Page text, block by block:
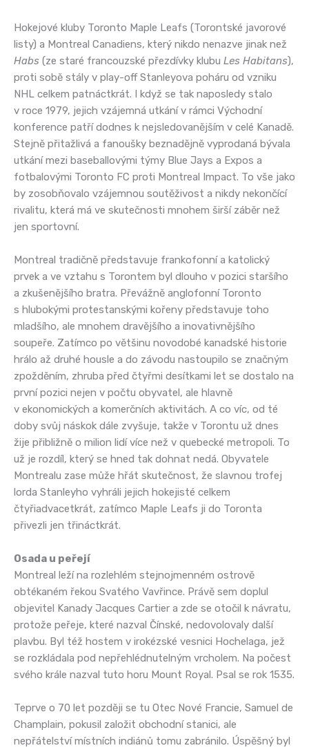
Hokejové kluby Toronto Maple Leafs (Torontské javorové
listy) a Montreal Canadiens, který nikdo nenazve jinak než
Habs (ze staré francouzské přezdívky klubu Les Habitans),
proti sobě stály v play-off Stanleyova poháru od vzniku
NHL celkem patnáctkrát. I když se tak naposledy stalo
v roce 1979, jejich vzájemná utkání v rámci Východní
konference patří dodnes k nejsledovanějším v celé Kanadě.
Stejně přitažlivá a fanoušky beznadějně vyprodaná bývala
utkání mezi baseballovými týmy Blue Jays a Expos a
fotbalovými Toronto FC proti Montreal Impact. To vše jako
by zosobňovalo vzájemnou soutěživost a nikdy nekončící
rivalitu, která má ve skutečnosti mnohem širší záběr než
jen sportovní.
Montreal tradičně představuje frankofonní a katolický
prvek a ve vztahu s Torontem byl dlouho v pozici staršího
a zkušenějšího bratra. Převážně anglofonní Toronto
s hlubokými protestanskými kořeny představuje toho
mladšího, ale mnohem dravějšího a inovativnějšího
soupeře. Zatímco po většinu novodobé kanadské historie
hrálo až druhé housle a do závodu nastoupilo se značným
zpožděním, zhruba před čtyřmi desítkami let se dostalo na
první pozici nejen v počtu obyvatel, ale hlavně
v ekonomických a komerčních aktivitách. A co víc, od té
doby svůj náskok dále zvyšuje, takže v Torontu už dnes
žije přibližně o milion lidí více než v quebecké metropoli. To
už je rozdíl, který se hned tak dohnat nedá. Obyvatele
Montrealu zase může hřát skutečnost, že slavnou trofej
lorda Stanleyho vyhráli jejich hokejisté celkem
čtyřiadvacetkrát, zatímco Maple Leafs ji do Toronta
přivezli jen třináctkrát.
Osada u peřejí
Montreal leží na rozlehlém stejnojmenném ostrově
obtékaném řekou Svatého Vavřince. Právě sem doplul
objevitel Kanady Jacques Cartier a zde se otočil k návratu,
protože peřeje, které nazval Čínské, nedovolovaly další
plavbu. Byl též hostem v irokézské vesnici Hochelaga, jež
se rozkládala pod nepřehlédnutelným vrcholem. Na počest
svého krále nazval tuto horu Mount Royal. Psal se rok 1535.
Teprve o 70 let později se tu Otec Nové Francie, Samuel de
Champlain, pokusil založit obchodní stanici, ale
nepřátelství místních indiánů tomu zabránilo. Úspěšný byl